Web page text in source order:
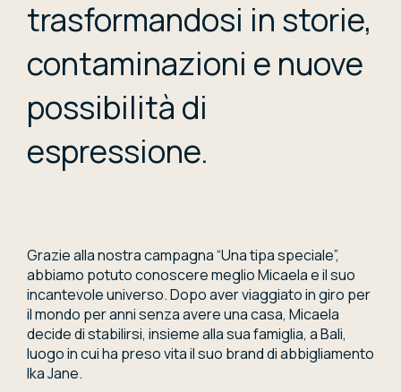
trasformandosi in storie,
contaminazioni e nuove
possibilità di
espressione.
Grazie alla nostra campagna “Una tipa speciale”,
abbiamo potuto conoscere meglio Micaela e il suo
incantevole universo. Dopo aver viaggiato in giro per
il mondo per anni senza avere una casa, Micaela
decide di stabilirsi, insieme alla sua famiglia, a Bali,
luogo in cui ha preso vita il suo brand di abbigliamento
Ika Jane.